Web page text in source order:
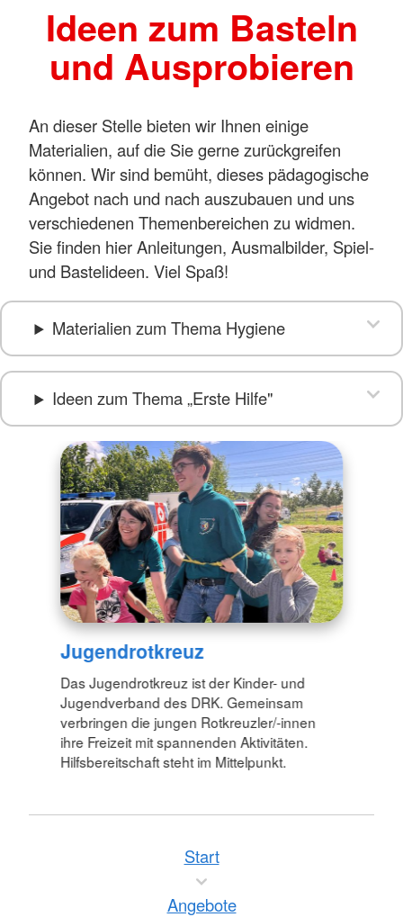
Ideen zum Basteln
und Ausprobieren
An dieser Stelle bieten wir Ihnen einige
Materialien, auf die Sie gerne zurückgreifen
können. Wir sind bemüht, dieses pädagogische
Angebot nach und nach auszubauen und uns
verschiedenen Themenbereichen zu widmen.
Sie finden hier Anleitungen, Ausmalbilder, Spiel-
und Bastelideen. Viel Spaß!
Materialien zum Thema Hygiene
Ideen zum Thema „Erste Hilfe"
Jugendrotkreuz
Das Jugendrotkreuz ist der Kinder- und
Jugendverband des DRK. Gemeinsam
verbringen die jungen Rotkreuzler/-innen
ihre Freizeit mit spannenden Aktivitäten.
Hilfsbereitschaft steht im Mittelpunkt.
Start
Angebote